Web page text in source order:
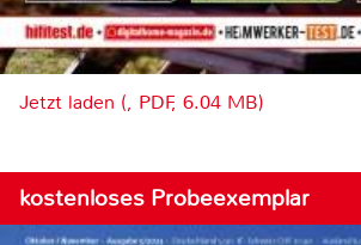
Jetzt laden (, PDF, 6.04 MB)
kostenloses Probeexemplar